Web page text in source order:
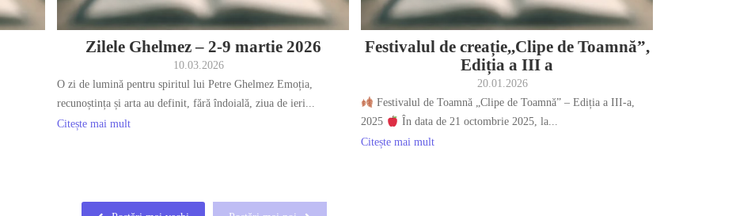
Zilele Ghelmez – 2-9 martie 2026
10.03.2026
O zi de lumină pentru spiritul lui Petre Ghelmez Emoția,
recunoștința și arta au definit, fără îndoială, ziua de ieri...
Citește mai mult
Festivalul de creație,,Clipe de Toamnă”,
Ediția a III a
20.01.2026
Festivalul de Toamnă „Clipe de Toamnă” – Ediția a III-a,
2025
În data de 21 octombrie 2025, la...
Citește mai mult